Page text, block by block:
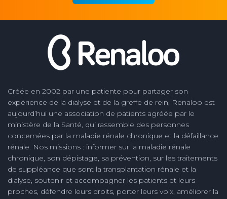
Créée en 2002 par une patiente pour partager son
expérience de la dialyse et de la greffe de rein, Renaloo est
aujourd’hui une association de patients agréée par le
ministère de la Santé, qui rassemble des personnes
concernées par la maladie rénale chronique et la défaillance
rénale. Nos missions : informer sur la maladie rénale
chronique, son dépistage, sa prévention, sur les traitements
de suppléance que sont la transplantation rénale et la
dialyse, soutenir et accompagner les patients et leurs
proches, défendre leurs droits, porter leurs voix, améliorer la